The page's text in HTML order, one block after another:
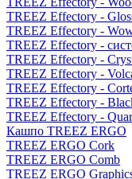
TREEZ Effectory -
TREEZ Effectory -
TREEZ Effectory -
TREEZ Effectory -
TREEZ Effectory -
TREEZ Effectory -
TREEZ Effectory -
TREEZ Effectory -
Кашпо TREEZ ERGO
TREEZ ERGO Cork
TREEZ ERGO Comb
TREEZ ERGO